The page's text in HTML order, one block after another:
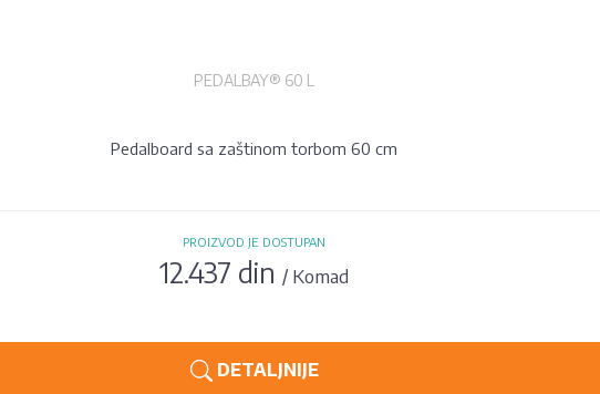
PEDALBAY® 60 L
Pedalboard sa zaštinom torbom 60 cm
PROIZVOD JE DOSTUPAN
12.437 din / Komad
DETALJNIJE